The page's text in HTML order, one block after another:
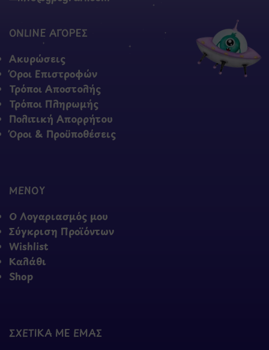
ONLINE ΑΓΟΡΕΣ
Ακυρώσεις
Όροι Επιστροφών
Τρόποι Αποστολής
Τρόποι Πληρωμής
Πολιτική Απορρήτου
Όροι & Προϋποθέσεις
ΜΕΝΟΥ
Ο Λογαριασμός μου
Σύγκριση Προϊόντων
Wishlist
Καλάθι
Shop
ΣΧΕΤΙΚΑ ΜΕ ΕΜΑΣ